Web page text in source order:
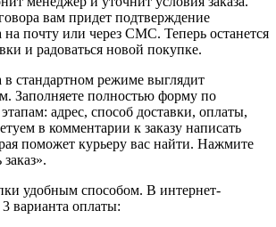
вам придет подтверждение
на почту или через СМС. Теперь останется
и радоваться новой покупке.
в стандартном режиме выглядит
Заполняете полностью форму по
адрес, способ доставки, оплаты,
в комментарии к заказу написать
поможет курьеру вас найти. Нажмите
удобным способом. В интернет-
варианта оплаты: